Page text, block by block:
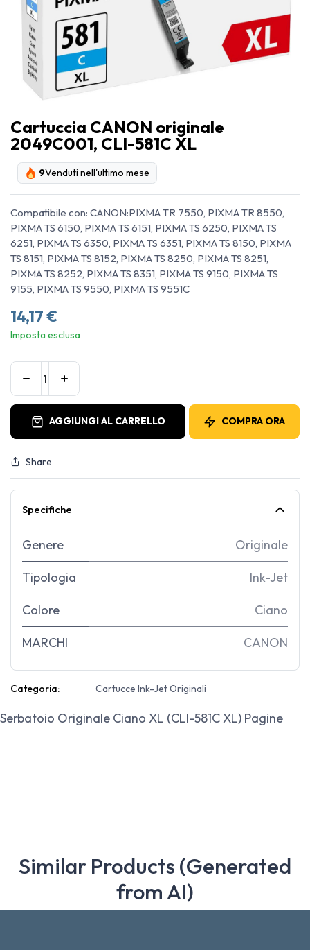
Cartuccia CANON originale
2049C001, CLI-581C XL
9Venduti nell'ultimo mese
Compatibile con: CANON:PIXMA TR 7550, PIXMA TR 8550,
PIXMA TS 6150, PIXMA TS 6151, PIXMA TS 6250, PIXMA TS
6251, PIXMA TS 6350, PIXMA TS 6351, PIXMA TS 8150, PIXMA
TS 8151, PIXMA TS 8152, PIXMA TS 8250, PIXMA TS 8251,
PIXMA TS 8252, PIXMA TS 8351, PIXMA TS 9150, PIXMA TS
9155, PIXMA TS 9550, PIXMA TS 9551C
14,17€
Imposta esclusa
AGGIUNGI AL CARRELLO COMPRA ORA
Share
Specifiche
Genere Originale
Tipologia Ink-Jet
Colore Ciano
MARCHI CANON
Categoria: Cartucce Ink-Jet Originali
Serbatoio Originale Ciano XL (CLI-581C XL) Pagine
Similar Products (Generated
from AI)